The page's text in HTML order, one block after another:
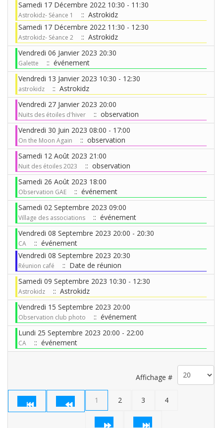
Samedi 17 Décembre 2022 10:30 - 11:30
Astrokidz- Séance 1
:: Astrokidz
Samedi 17 Décembre 2022 11:30 - 12:30
Astrokidz- Séance 2
:: Astrokidz
Vendredi 06 Janvier 2023 20:30
Galette
:: événement
Vendredi 13 Janvier 2023 10:30 - 12:30
astrokidz
:: Astrokidz
Vendredi 27 Janvier 2023 20:00
Nuits des étoiles d'hiver
:: observation
Vendredi 30 Juin 2023 08:00 - 17:00
On the Moon Again
:: observation
Samedi 12 Août 2023 21:00
Nuit des étoiles 2023
:: observation
Samedi 26 Août 2023 18:00
Observation GAE
:: événement
Samedi 02 Septembre 2023 09:00
Village des associations
:: événement
Vendredi 08 Septembre 2023 20:00 - 20:30
CA
:: événement
Vendredi 08 Septembre 2023 20:30
Réunion café
:: Date de réunion
Samedi 09 Septembre 2023 10:30 - 12:30
Astrokidz
:: Astrokidz
Vendredi 15 Septembre 2023 20:00
Observation club photo
:: événement
Lundi 25 Septembre 2023 20:00 - 22:00
CA :: événement
Affichage #
1 2 3 4